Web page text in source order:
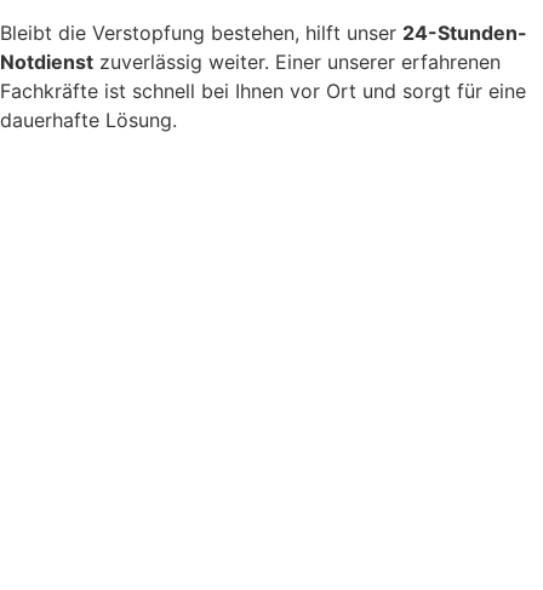
Bleibt die Verstopfung bestehen, hilft unser 24-Stunden-
Notdienst zuverlässig weiter. Einer unserer erfahrenen
Fachkräfte ist schnell bei Ihnen vor Ort und sorgt für eine
dauerhafte Lösung.